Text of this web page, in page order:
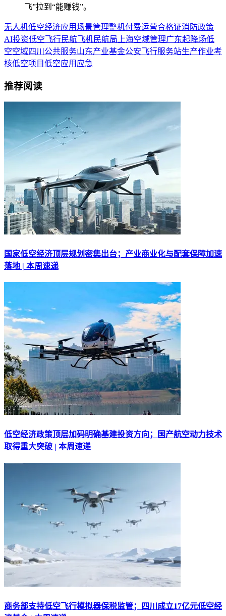
飞”拉到“能赚钱”。
无人机低空经济应用场景管理整机付费运营合格证消防政策
AI投资低空飞行民航飞机民航局 上海空域管理广东起降场低
空空域四川 公共服务山东产业基金公安飞行服务站生产作业考
核低空项目低空应用 应急
推荐阅读
国家低空经济顶层规划密集出台；产业商业化与配套保障加速
落地 | 本周速递
低空经济政策顶层加码明确基建投资方向；国产航空动力技术
取得重大突破 | 本周速递
商务部支持低空飞行模拟器保税监管；四川成立17亿元低空经